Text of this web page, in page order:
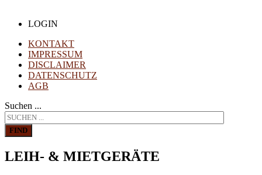
LOGIN
KONTAKT
IMPRESSUM
DISCLAIMER
DATENSCHUTZ
AGB
Suchen ...
FIND
LEIH- & MIETGERÄTE